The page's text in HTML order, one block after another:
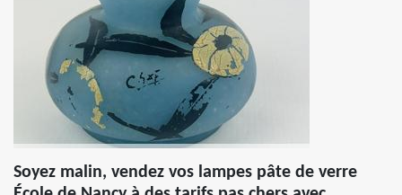
Soyez malin, vendez vos lampes pâte de verre